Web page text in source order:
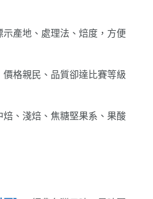
示產地、處理法、焙度，方便
價格親民、品質卻達比賽等級
焙、淺焙、焦糖堅果系、果酸